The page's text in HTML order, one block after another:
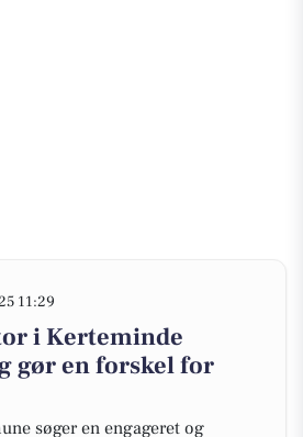
11:29
i Kerteminde
gør en forskel for
søger en engageret og